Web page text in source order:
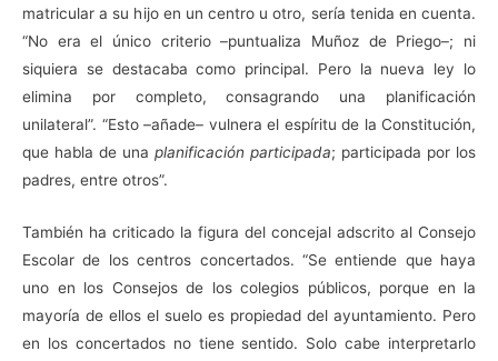
matricular a su hijo en un centro u otro, sería tenida en cuenta.
“No era el único criterio –puntualiza Muñoz de Priego–; ni
siquiera se destacaba como principal. Pero la nueva ley lo
elimina por completo, consagrando una planificación
unilateral”. “Esto –añade– vulnera el espíritu de la Constitución,
que habla de una planificación participada; participada por los
padres, entre otros”.
También ha criticado la figura del concejal adscrito al Consejo
Escolar de los centros concertados. “Se entiende que haya
uno en los Consejos de los colegios públicos, porque en la
mayoría de ellos el suelo es propiedad del ayuntamiento. Pero
en los concertados no tiene sentido. Solo cabe interpretarlo